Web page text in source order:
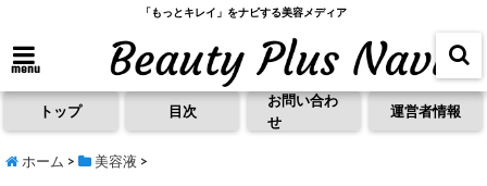
「もっとキレイ」をナビする美容メディア
menu
トップ 目次
お問い合わ
せ
運営者情報
ホーム > 美容液 >